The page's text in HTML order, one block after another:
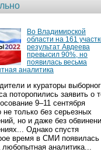
Во Владимирской
области на 161
результат Авдеева
превысил 90%, но
появилась весьма
аналитика
и кураторы
поторопились заявить о
9–11 сентября
только без серьезных
но и даже без
Однако спустя
время в СМИ появилась
любопытная аналитика...